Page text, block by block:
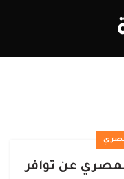
عن توافر